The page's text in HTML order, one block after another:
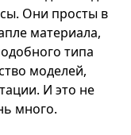
Они просты в
материала,
типа
моделей,
И это не
много.